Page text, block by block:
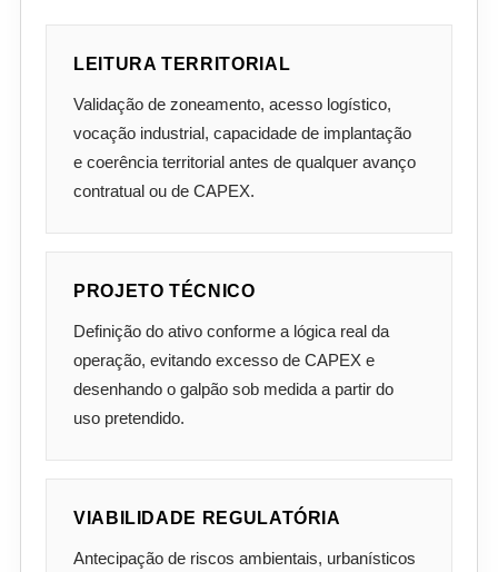
LEITURA TERRITORIAL
Validação de zoneamento, acesso logístico,
vocação industrial, capacidade de implantação
e coerência territorial antes de qualquer avanço
contratual ou de CAPEX.
PROJETO TÉCNICO
Definição do ativo conforme a lógica real da
operação, evitando excesso de CAPEX e
desenhando o galpão sob medida a partir do
uso pretendido.
VIABILIDADE REGULATÓRIA
Antecipação de riscos ambientais, urbanísticos